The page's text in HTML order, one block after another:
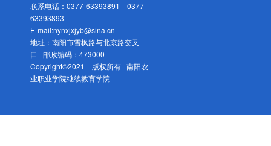
联系电话：0377-63393891 0377-
63393893
E-mail:nynxjxjyb@sina.cn
地址：南阳市雪枫路与北京路交叉
口 邮政编码：473000
Copyright©2021 版权所有 南阳农
业职业学院继续教育学院